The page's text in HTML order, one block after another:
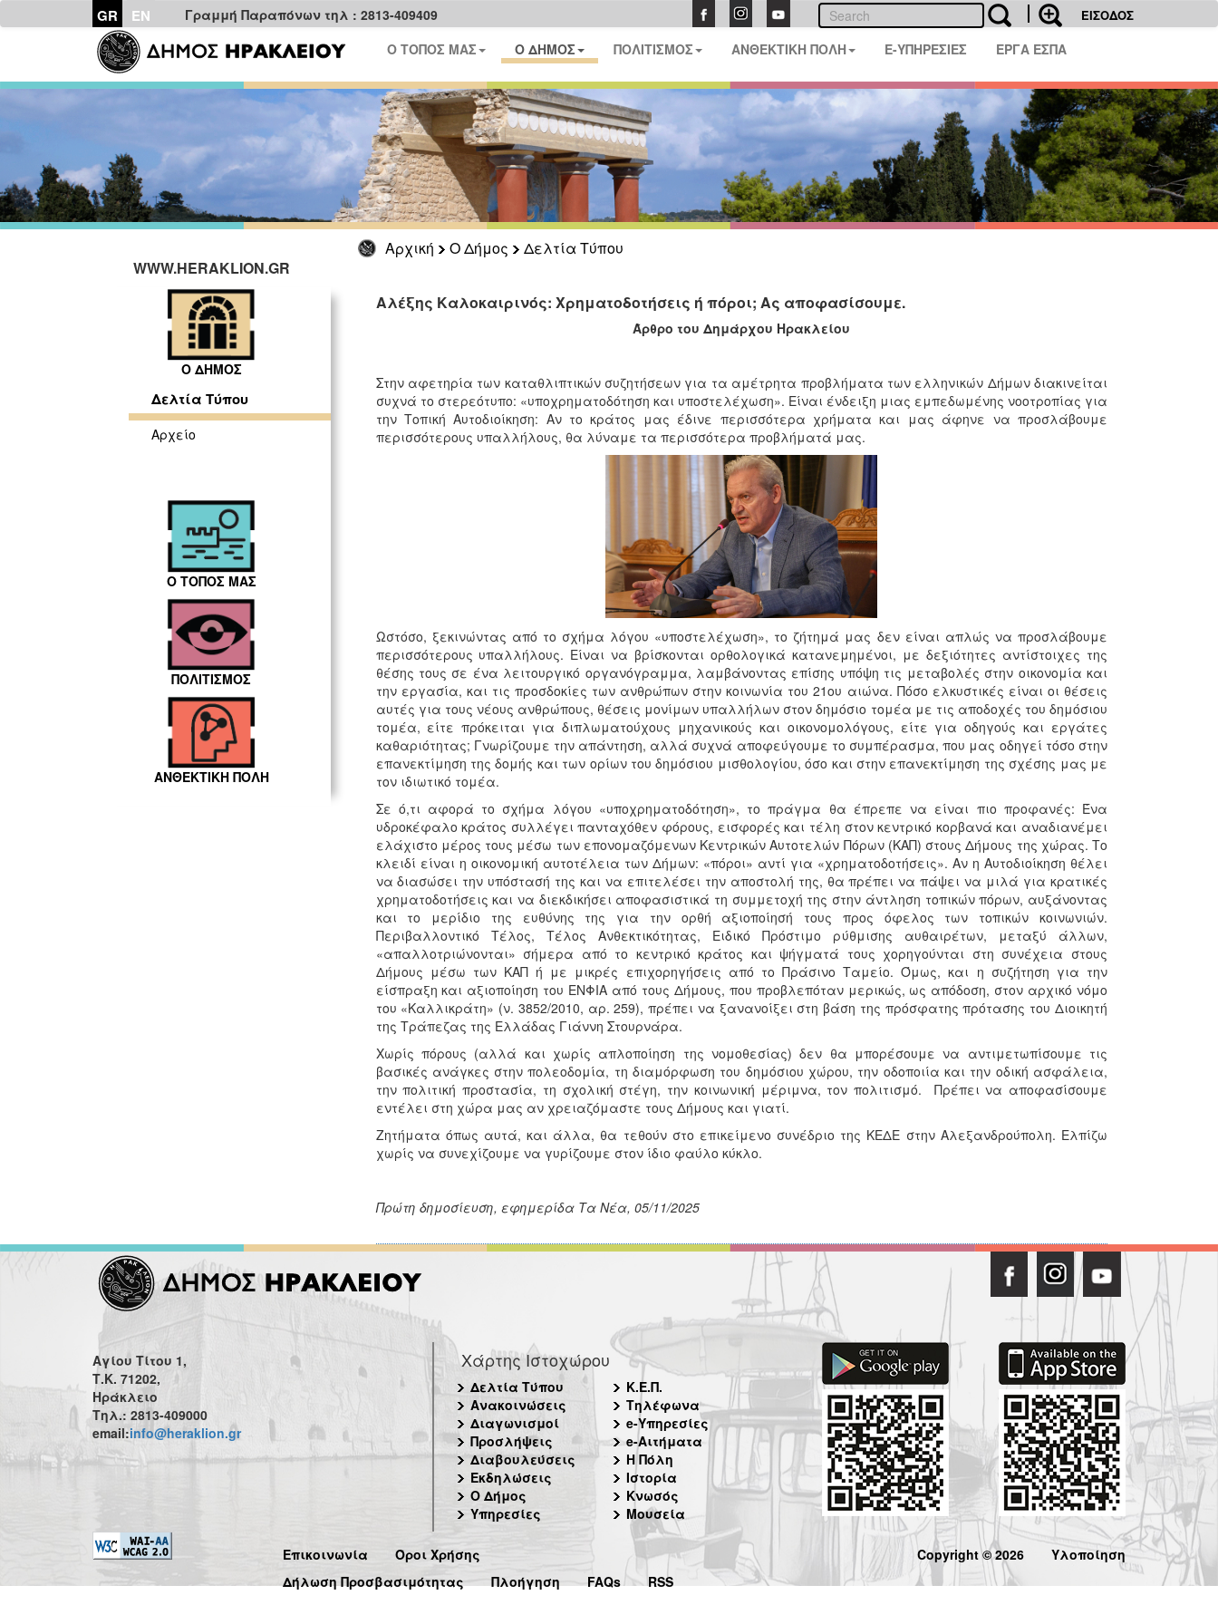
GR EN Γραμμή Παραπόνων τηλ : 2813-409409 ΕΙΣΟΔΟΣ
Ο ΤΟΠΟΣ ΜΑΣ Ο ΔΗΜΟΣ ΠΟΛΙΤΙΣΜΟΣ ΑΝΘΕΚΤΙΚΗ ΠΟΛΗ E-ΥΠΗΡΕΣΙΕΣ ΕΡΓΑ ΕΣΠΑ
Αρχική Ο Δήμος
Δελτία Τύπου
WWW.HERAKLION.GR
Ο ΔΗΜΟΣ
Δελτία Τύπου
Αρχείο
Ο ΤΟΠΟΣ ΜΑΣ
ΠΟΛΙΤΙΣΜΟΣ
ΑΝΘΕΚΤΙΚΗ ΠΟΛΗ
Αλέξης Καλοκαιρινός: Χρηματοδοτήσεις ή πόροι; Ας αποφασίσουμε.
Άρθρο του Δημάρχου Ηρακλείου
Στην αφετηρία των καταθλιπτικών συζητήσεων για τα αμέτρητα προβλήματα των ελληνικών Δήμων διακινείται
συχνά το στερεότυπο: «υποχρηματοδότηση και υποστελέχωση». Είναι ένδειξη μιας εμπεδωμένης νοοτροπίας για
την Τοπική Αυτοδιοίκηση: Αν το κράτος μας έδινε περισσότερα χρήματα και μας άφηνε να προσλάβουμε
περισσότερους υπαλλήλους, θα λύναμε τα περισσότερα προβλήματά μας.
Ωστόσο, ξεκινώντας από το σχήμα λόγου «υποστελέχωση», το ζήτημά μας δεν είναι απλώς να προσλάβουμε
περισσότερους υπαλλήλους. Είναι να βρίσκονται ορθολογικά κατανεμημένοι, με δεξιότητες αντίστοιχες της
θέσης τους σε ένα λειτουργικό οργανόγραμμα, λαμβάνοντας επίσης υπόψη τις μεταβολές στην οικονομία και
την εργασία, και τις προσδοκίες των ανθρώπων στην κοινωνία του 21ου αιώνα. Πόσο ελκυστικές είναι οι θέσεις
αυτές για τους νέους ανθρώπους, θέσεις μονίμων υπαλλήλων στον δημόσιο τομέα με τις αποδοχές του δημόσιου
τομέα, είτε πρόκειται για διπλωματούχους μηχανικούς και οικονομολόγους, είτε για οδηγούς και εργάτες
καθαριότητας; Γνωρίζουμε την απάντηση, αλλά συχνά αποφεύγουμε το συμπέρασμα, που μας οδηγεί τόσο στην
επανεκτίμηση της δομής και των ορίων του δημόσιου μισθολογίου, όσο και στην επανεκτίμηση της σχέσης μας με
τον ιδιωτικό τομέα.
Σε ό,τι αφορά το σχήμα λόγου «υποχρηματοδότηση», το πράγμα θα έπρεπε να είναι πιο προφανές: Ένα
υδροκέφαλο κράτος συλλέγει πανταχόθεν φόρους, εισφορές και τέλη στον κεντρικό κορβανά και αναδιανέμει
ελάχιστο μέρος τους μέσω των επονομαζόμενων Κεντρικών Αυτοτελών Πόρων (ΚΑΠ) στους Δήμους της χώρας. Το
κλειδί είναι η οικονομική αυτοτέλεια των Δήμων: «πόροι» αντί για «χρηματοδοτήσεις». Αν η Αυτοδιοίκηση θέλει
να διασώσει την υπόστασή της και να επιτελέσει την αποστολή της, θα πρέπει να πάψει να μιλά για κρατικές
χρηματοδοτήσεις και να διεκδικήσει αποφασιστικά τη συμμετοχή της στην άντληση τοπικών πόρων, αυξάνοντας
και το μερίδιο της ευθύνης της για την ορθή αξιοποίησή τους προς όφελος των τοπικών κοινωνιών.
Περιβαλλοντικό Τέλος, Τέλος Ανθεκτικότητας, Ειδικό Πρόστιμο ρύθμισης αυθαιρέτων, μεταξύ άλλων,
«απαλλοτριώνονται» σήμερα από το κεντρικό κράτος και ψήγματά τους χορηγούνται στη συνέχεια στους
Δήμους μέσω των ΚΑΠ ή με μικρές επιχορηγήσεις από το Πράσινο Ταμείο. Όμως, και η συζήτηση για την
είσπραξη και αξιοποίηση του ΕΝΦΙΑ από τους Δήμους, που προβλεπόταν μερικώς, ως απόδοση, στον αρχικό νόμο
του «Καλλικράτη» (ν. 3852/2010, αρ. 259), πρέπει να ξανανοίξει στη βάση της πρόσφατης πρότασης του Διοικητή
της Τράπεζας της Ελλάδας Γιάννη Στουρνάρα.
Χωρίς πόρους (αλλά και χωρίς απλοποίηση της νομοθεσίας) δεν θα μπορέσουμε να αντιμετωπίσουμε τις
βασικές ανάγκες στην πολεοδομία, τη διαμόρφωση του δημόσιου χώρου, την οδοποιία και την οδική ασφάλεια,
την πολιτική προστασία, τη σχολική στέγη, την κοινωνική μέριμνα, τον πολιτισμό. Πρέπει να αποφασίσουμε
εντέλει στη χώρα μας αν χρειαζόμαστε τους Δήμους και γιατί.
Ζητήματα όπως αυτά, και άλλα, θα τεθούν στο επικείμενο συνέδριο της ΚΕΔΕ στην Αλεξανδρούπολη. Ελπίζω
χωρίς να συνεχίζουμε να γυρίζουμε στον ίδιο φαύλο κύκλο.
Πρώτη δημοσίευση, εφημερίδα Τα Νέα, 05/11/2025
Αγίου Τίτου 1,
Τ.Κ. 71202,
Ηράκλειο
Τηλ.: 2813-409000
email:info@heraklion.gr
Χάρτης Ιστοχώρου
Δελτία Τύπου
Ανακοινώσεις
Διαγωνισμοί
Προσλήψεις
Διαβουλεύσεις
Εκδηλώσεις
Ο Δήμος
Υπηρεσίες
Κ.Ε.Π.
Τηλέφωνα
e-Υπηρεσίες
e-Αιτήματα
Η Πόλη
Ιστορία
Κνωσός
Μουσεία
Επικοινωνία
Όροι Χρήσης
Δήλωση Προσβασιμότητας
Πλοήγηση FAQs RSS
Copyright © 2026 Υλοποίηση